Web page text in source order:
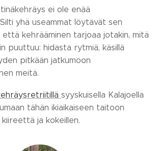
ei ole enää
yhä useammat löytävät sen
että kehrääminen tarjoaa jotakin, mitä
puuttuu: hidasta rytmiä, käsillä
pitkään jatkumoon
meitä.
syyskuisella Kalajoella
tähän ikiaikaiseen taitoon
ja kokeillen.